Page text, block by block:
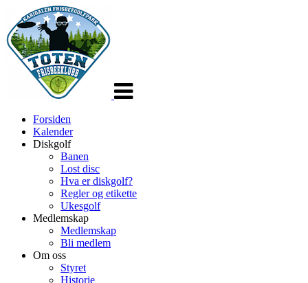
Forsiden
Kalender
Diskgolf
Banen
Lost disc
Hva er diskgolf?
Regler og etikette
Ukesgolf
Medlemskap
Medlemskap
Bli medlem
Om oss
Styret
Historie